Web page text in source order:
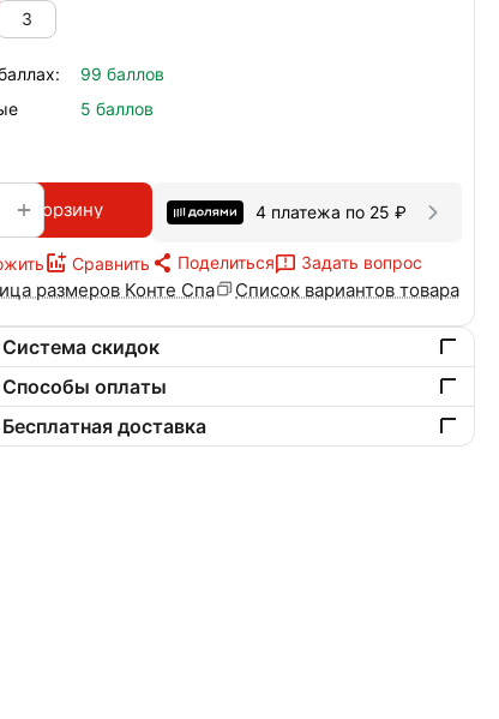
3
99 баллов
5 баллов
+
В корзину 4 платежа по 25 ₽
Сравнить Поделиться Задать вопрос
размеров Конте Спа Список вариантов товара
Система скидок
Способы оплаты
Бесплатная доставка